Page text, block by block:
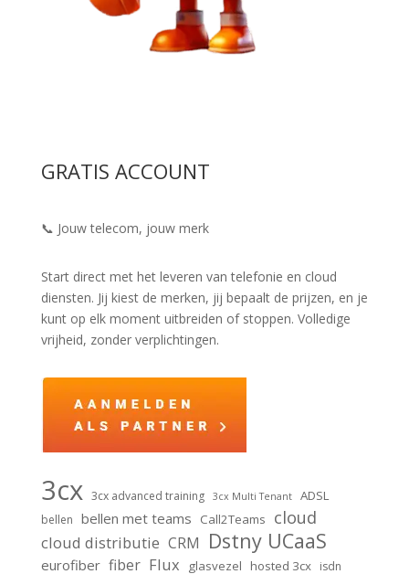
GRATIS ACCOUNT
📞 Jouw telecom, jouw merk
Start direct met het leveren van telefonie en cloud
diensten. Jij kiest de merken, jij bepaalt de prijzen, en je
kunt op elk moment uitbreiden of stoppen. Volledige
vrijheid, zonder verplichtingen.
3cx 3cx advanced training 3cx Multi Tenant ADSL
bellen bellen met teams Call2Teams cloud
cloud distributie CRM Dstny UCaaS
eurofiber fiber Flux glasvezel hosted 3cx isdn